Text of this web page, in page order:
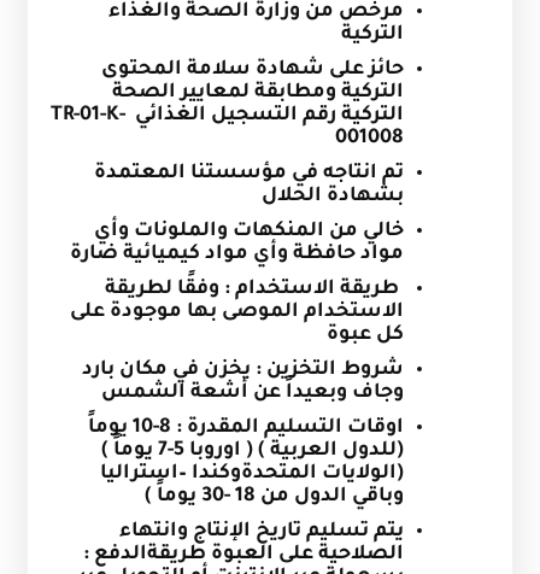
مرخص من وزارة الصحة والغذاء
التركية
حائز على شهادة سلامة المحتوى
التركية ومطابقة لمعايير الصحة
التركية رقم التسجيل الغذائي TR-01-K-
001008
تم انتاجه في مؤسستنا المعتمدة
بشهادة الحلال
خالي من المنكهات والملونات وأي
مواد حافظة وأي مواد كيميائية ضارة
طريقة الاستخدام : وفقًا لطريقة
الاستخدام الموصى بها موجودة على
كل عبوة
شروط التخزين : يخزن في مكان بارد
وجاف وبعيداً عن أشعة الشمس
اوقات التسليم المقدرة :
8-10 يوماً
(للدول العربية ) ( اوروبا 5-7 يوماً )
(الولايات المتحدةوكندا –استراليا
وباقي الدول من 18 -30 يوماً )
يتم تسليم تاريخ الإنتاج وانتهاء
الصلاحية على العبوة طريقةالدفع :